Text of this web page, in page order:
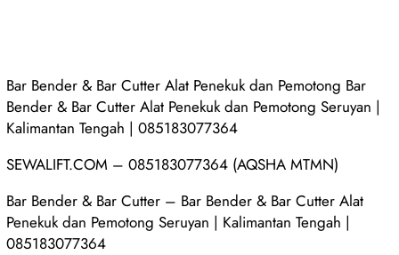
Bar Bender & Bar Cutter Alat Penekuk dan Pemotong Bar
Bender & Bar Cutter Alat Penekuk dan Pemotong Seruyan |
Kalimantan Tengah | 085183077364
SEWALIFT.COM – 085183077364 (AQSHA MTMN)
Bar Bender & Bar Cutter – Bar Bender & Bar Cutter Alat
Penekuk dan Pemotong Seruyan | Kalimantan Tengah |
085183077364